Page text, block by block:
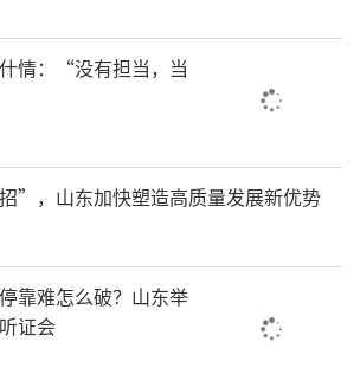
情：“没有担当，当
”，山东加快塑造高质量发展新优势
靠难怎么破？山东举
证会